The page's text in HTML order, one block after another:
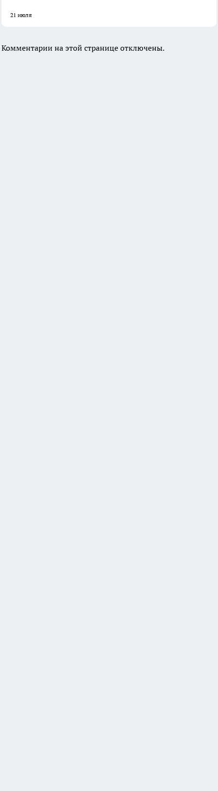
21 июля
Комментарии на этой странице отключены.